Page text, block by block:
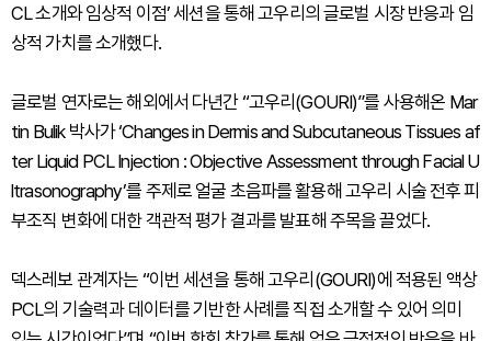
CL 소개와 임상적 이점’ 세션을 통해 고우리의 글로벌 시장 반응과 임
상적 가치를 소개했다.
글로벌 연자로는 해외에서 다년간 “고우리(GOURI)”를 사용해온 Mar
tin Bulik 박사가 ‘Changes in Dermis and Subcutaneous Tissues af
ter Liquid PCL Injection : Objective Assessment through Facial U
ltrasonography’를 주제로 얼굴 초음파를 활용해 고우리 시술 전후 피
부조직 변화에 대한 객관적 평가 결과를 발표해 주목을 끌었다.
덱스레보 관계자는 “이번 세션을 통해 고우리(GOURI)에 적용된 액상
PCL의 기술력과 데이터를 기반한 사례를 직접 소개할 수 있어 의미